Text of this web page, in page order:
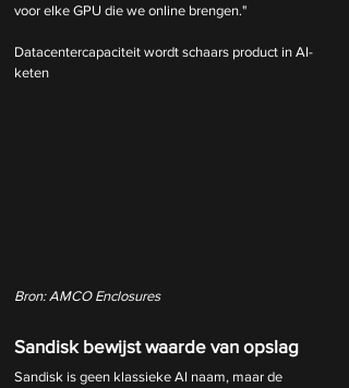
voor elke GPU die we online brengen."
Datacentercapaciteit wordt schaars product in AI-
keten
Bron: AMCO Enclosures
Sandisk bewijst waarde van opslag
Sandisk is geen klassieke AI naam, maar de